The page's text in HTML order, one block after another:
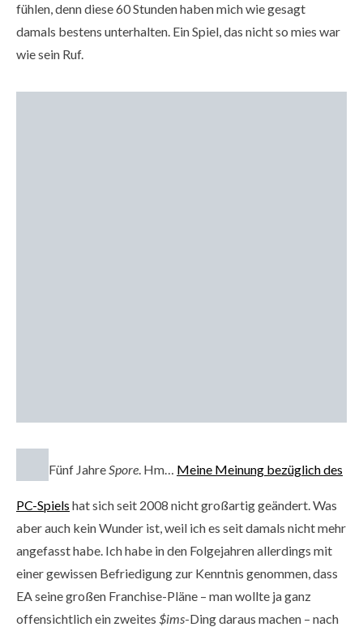
fühlen, denn diese 60 Stunden haben mich wie gesagt
damals bestens unterhalten. Ein Spiel, das nicht so mies war
wie sein Ruf.
Fünf JahreSpore. Hm… Meine Meinung bezüglich des
PC-Spiels hat sich seit 2008 nicht großartig geändert. Was
aber auch kein Wunder ist, weil ich es seit damals nicht mehr
angefasst habe. Ich habe in den Folgejahren allerdings mit
einer gewissen Befriedigung zur Kenntnis genommen, dass
EA seine großen Franchise-Pläne – man wollte ja ganz
offensichtlich ein zweites $ims-Ding daraus machen – nach